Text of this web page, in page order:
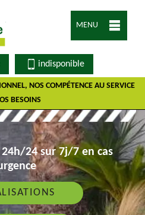
NOS COMPÉTENCE AU SERVICE
BESOINS
MENU
indisponible
24 sur 7j/7 en cas